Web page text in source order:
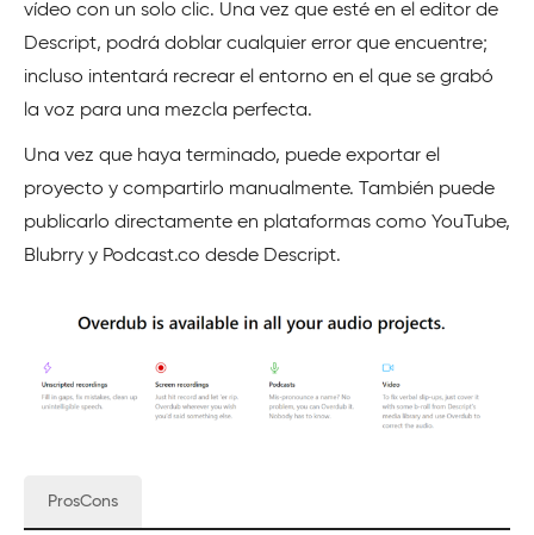
vídeo con un solo clic. Una vez que esté en el editor de
Descript, podrá doblar cualquier error que encuentre;
incluso intentará recrear el entorno en el que se grabó
la voz para una mezcla perfecta.
Una vez que haya terminado, puede exportar el
proyecto y compartirlo manualmente. También puede
publicarlo directamente en plataformas como YouTube,
Blubrry y Podcast.co desde Descript.
ProsCons